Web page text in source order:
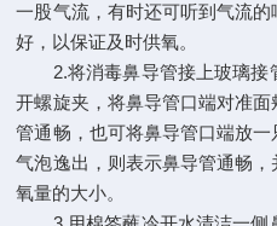
一股气流，有时还可听到气流的
好，以保证及时供氧。
2.将消毒鼻导管接上玻璃接
开螺旋夹，将鼻导管口端对准
管通畅，也可将鼻导管口端放
气泡逸出，则表示鼻导管通畅
氧量的大小。